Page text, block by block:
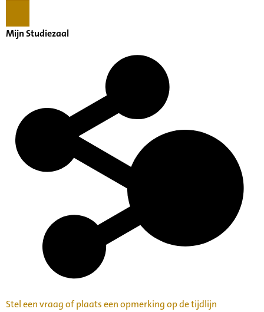
Mijn Studiezaal
Stel een vraag of plaats een opmerking op de tijdlijn